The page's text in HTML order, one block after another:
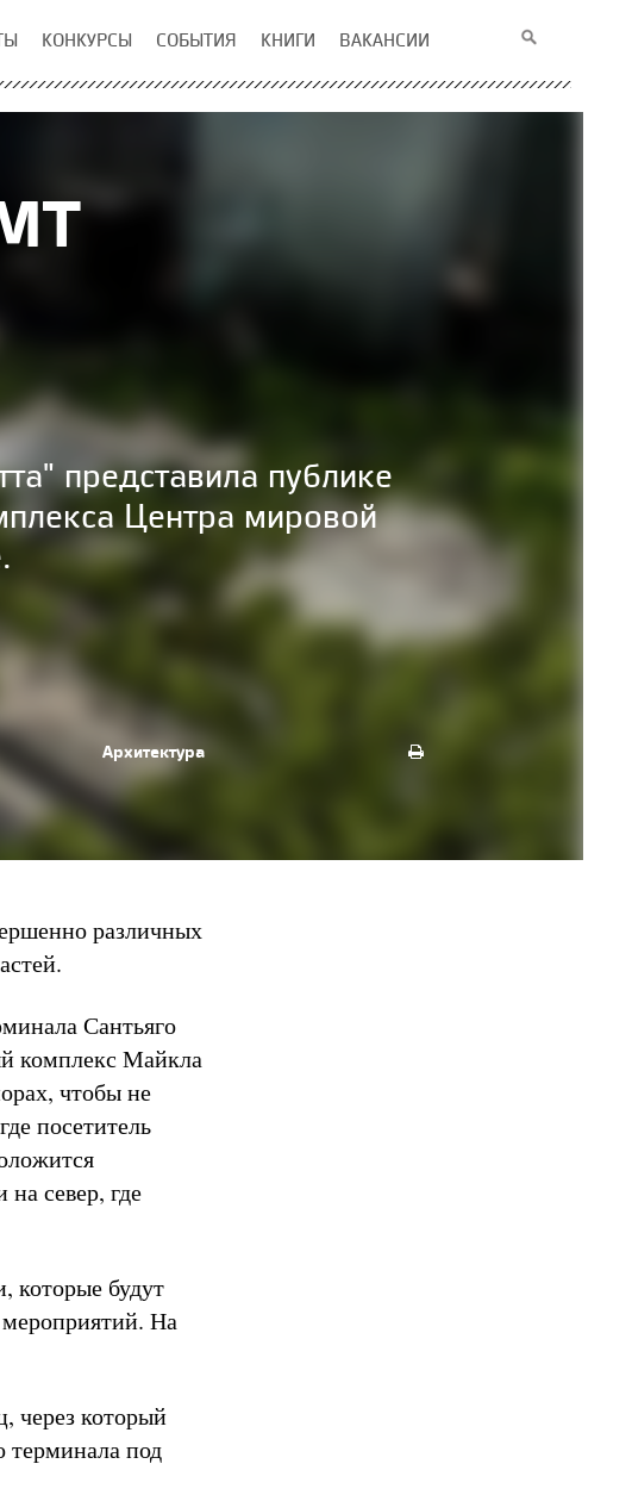
КОНКУРСЫ СОБЫТИЯ КНИГИ ВАКАНСИИ
представила публике
Центра мировой
Архитектура
различных
Сантьяго
комплекс Майкла
чтобы не
посетитель
север, где
которые будут
мероприятий. На
через который
терминала под